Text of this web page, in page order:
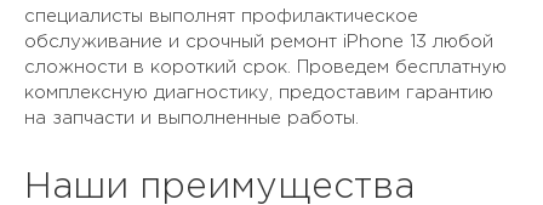
специалисты выполнят профилактическое
обслуживание и срочный ремонт iPhone 13 любой
сложности в короткий срок. Проведем бесплатную
комплексную диагностику, предоставим гарантию
на запчасти и выполненные работы.
Наши преимущества